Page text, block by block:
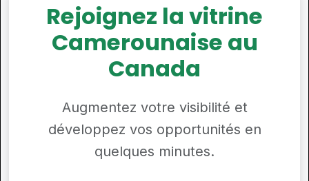
Rejoignez la vitrine
Camerounaise au
Canada
Augmentez votre visibilité et
développez vos opportunités en
quelques minutes.